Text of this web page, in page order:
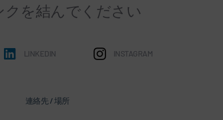
を結んでください
LINKEDIN INSTAGRAM
連絡先 / 場所